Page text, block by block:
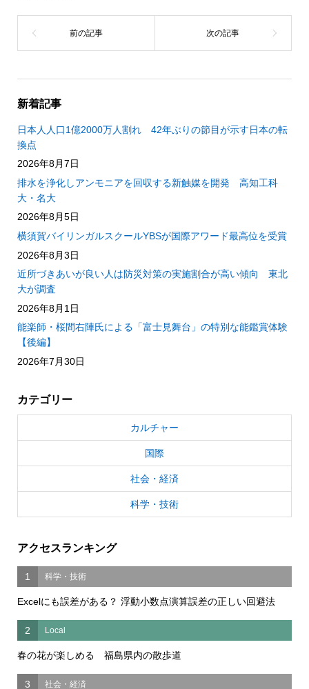
新着記事
日本人人口1億2000万人割れ 42年ぶりの節目が示す日本の転
換点
2026年8月7日
排水を浄化しアンモニアを回収する新触媒を開発 高知工科
大・名大
2026年8月5日
横須賀バイリンガルスクールYBSが国際アワード最高位を受賞
2026年8月3日
近所づきあいが良い人は防災対策の実施割合が高い傾向 東北
大が調査
2026年8月1日
能楽師・桜間右陣氏による「富士見舞台」の特別な能鑑賞体験
【後編】
2026年7月30日
カテゴリー
カルチャー
国際
社会・経済
科学・技術
アクセスランキング
1 科学・技術
Excelにも誤差がある？ 浮動小数点演算誤差の正しい回避法
2 Local
春の花が楽しめる 福島県内の散歩道
3 社会・経済